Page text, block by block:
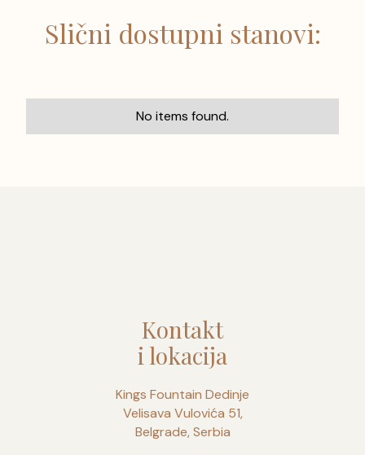
Slični dostupni stanovi:
No items found.
Kontakt
i lokacija
Kings Fountain Dedinje
Velisava Vulovića 51,
Belgrade, Serbia